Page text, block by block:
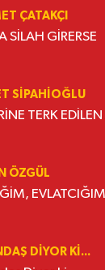
ÇATAKÇI
SİLAH GİRERSE
SİPAHİOĞLU
TERK
ÖZGÜL
DIYOR KI...